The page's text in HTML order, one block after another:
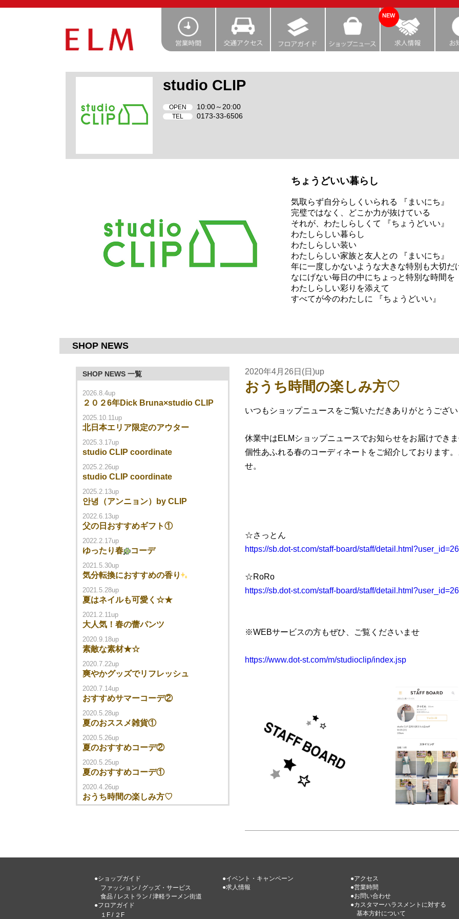
NEW
studio CLIP
OPEN 10:00～20:00
TEL 0173-33-6506
ちょうどいい暮らし
気取らず自分らしくいられる 『まいにち』
完璧ではなく、どこか力が抜けている
それが、わたしらしくて 『ちょうどいい』
わたしらしい暮らし
わたしらしい装い
わたしらしい家族と友人との 『まいにち』
年に一度しかないような大きな特別も大切だ
なにげない毎日の中にちょっと特別な時間を
わたしらしい彩りを添えて
すべてが今のわたしに 『ちょうどいい』
SHOP NEWS
SHOP NEWS 一覧
2026.8.4up
２０２6年Dick Bruna×studio CLIP
2025.10.11up
北日本エリア限定のアウター
2025.3.17up
studio CLIP coordinate
2025.2.26up
studio CLIP coordinate
2025.2.13up
안녕（アンニョン）by CLIP
2022.6.13up
父の日おすすめギフト①
2022.2.17up
ゆったり春 コーデ
2021.5.30up
気分転換におすすめの香り
2021.5.28up
夏はネイルも可愛く☆★
2021.2.11up
大人気！春の蕾パンツ
2020.9.18up
素敵な素材★☆
2020.7.22up
爽やかグッズでリフレッシュ
2020.7.14up
おすすめサマーコーデ②
2020.5.28up
夏のおススメ雑貨①
2020.5.26up
夏のおすすめコーデ②
2020.5.25up
夏のおすすめコーデ①
2020.4.26up
おうち時間の楽しみ方♡
2020年4月26日(日)up
おうち時間の楽しみ方♡
いつもショップニュースをご覧いただきありがとうござい
休業中はELMショップニュースでお知らせをお届けでき
個性あふれる春のコーディネートをご紹介しております
せ。
☆さっとん
https://sb.dot-st.com/staff-board/staff/
☆RoRo
https://sb.dot-st.com/staff-board/staff/
※WEBサービスの方もぜひ、ご覧くださいませ
https://www.dot-st.com/m/studioclip/index.jsp
●ショップガイド
ファッション / グッズ・サービス
食品 / レストラン /津軽ラーメン街道
●フロアガイド
１F / ２F
●イベント・キャンペーン
●求人情報
●アクセス
●営業時間
●お問い合わせ
●カスタマーハラスメントに対する
基本方針について